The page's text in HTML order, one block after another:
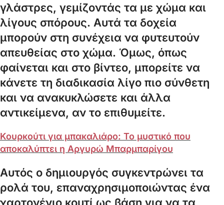
γλάστρες, γεμίζοντάς τα με χώμα και
λίγους σπόρους. Αυτά τα δοχεία
μπορούν στη συνέχεια να φυτευτούν
απευθείας στο χώμα. Όμως, όπως
φαίνεται και στο βίντεο, μπορείτε να
κάνετε τη διαδικασία λίγο πιο σύνθετη
και να ανακυκλώσετε και άλλα
αντικείμενα, αν το επιθυμείτε.
Κουρκούτι για μπακαλιάρο: Το μυστικό που
αποκαλύπτει η Αργυρώ Μπαρμπαρίγου
Αυτός ο δημιουργός συγκεντρώνει τα
ρολά του, επαναχρησιμοποιώντας ένα
χαρτονένιο κουτί ως βάση για να τα